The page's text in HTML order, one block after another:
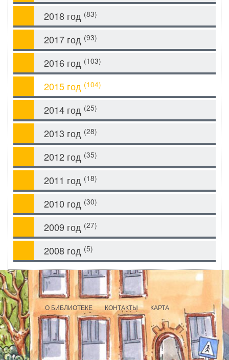
2018 год (83)
2017 год (93)
2016 год (103)
2015 год (104)
2014 год (25)
2013 год (28)
2012 год (35)
2011 год (18)
2010 год (30)
2009 год (27)
2008 год (5)
О БИБЛИОТЕКЕ КОНТАКТЫ КАРТА